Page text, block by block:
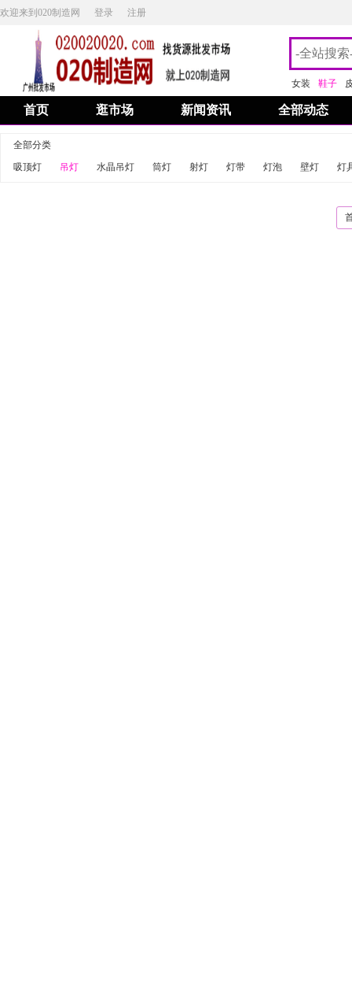
欢迎来到020制造网 登录 注册
女装 鞋子
首页 逛市场 新闻资讯 全部动态
全部分类
吸顶灯
吊灯 水晶吊灯 筒灯 射灯 灯带 灯泡 壁灯 灯